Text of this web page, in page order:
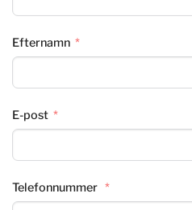
Efternamn
E-post
Telefonnummer